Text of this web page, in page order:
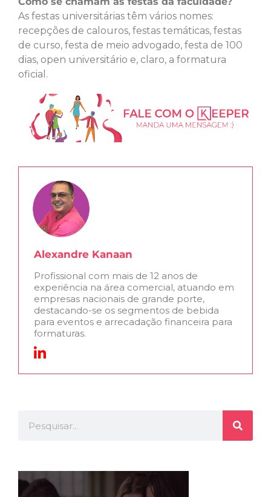
As festas universitárias têm vários nomes:
recepções de calouros, festas temáticas, festas
de curso, festa de meio advogado, festa de 100
dias, open universitário e, claro, a formatura
oficial.
Alexandre Kanaan
Profissional com mais de 12 anos de
experiência na área comercial, atuando em
empresas nacionais de grande porte,
destacando-se os segmentos de bebida
para eventos e arrecadação financeira para
formaturas.